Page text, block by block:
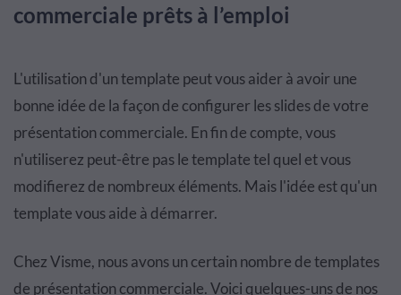
commerciale prêts à l’emploi
L'utilisation d'un template peut vous aider à avoir une
bonne idée de la façon de configurer les slides de votre
présentation commerciale. En fin de compte, vous
n'utiliserez peut-être pas le template tel quel et vous
modifierez de nombreux éléments. Mais l'idée est qu'un
template vous aide à démarrer.
Chez Visme, nous avons un certain nombre de templates
de présentation commerciale. Voici quelques-uns de nos